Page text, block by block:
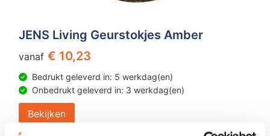
JENS Living Geurstokjes Amber
vanaf € 10,23
Bedrukt geleverd in: 5 werkdag(en)
Onbedrukt geleverd in: 3 werkdag(en)
Bekijken